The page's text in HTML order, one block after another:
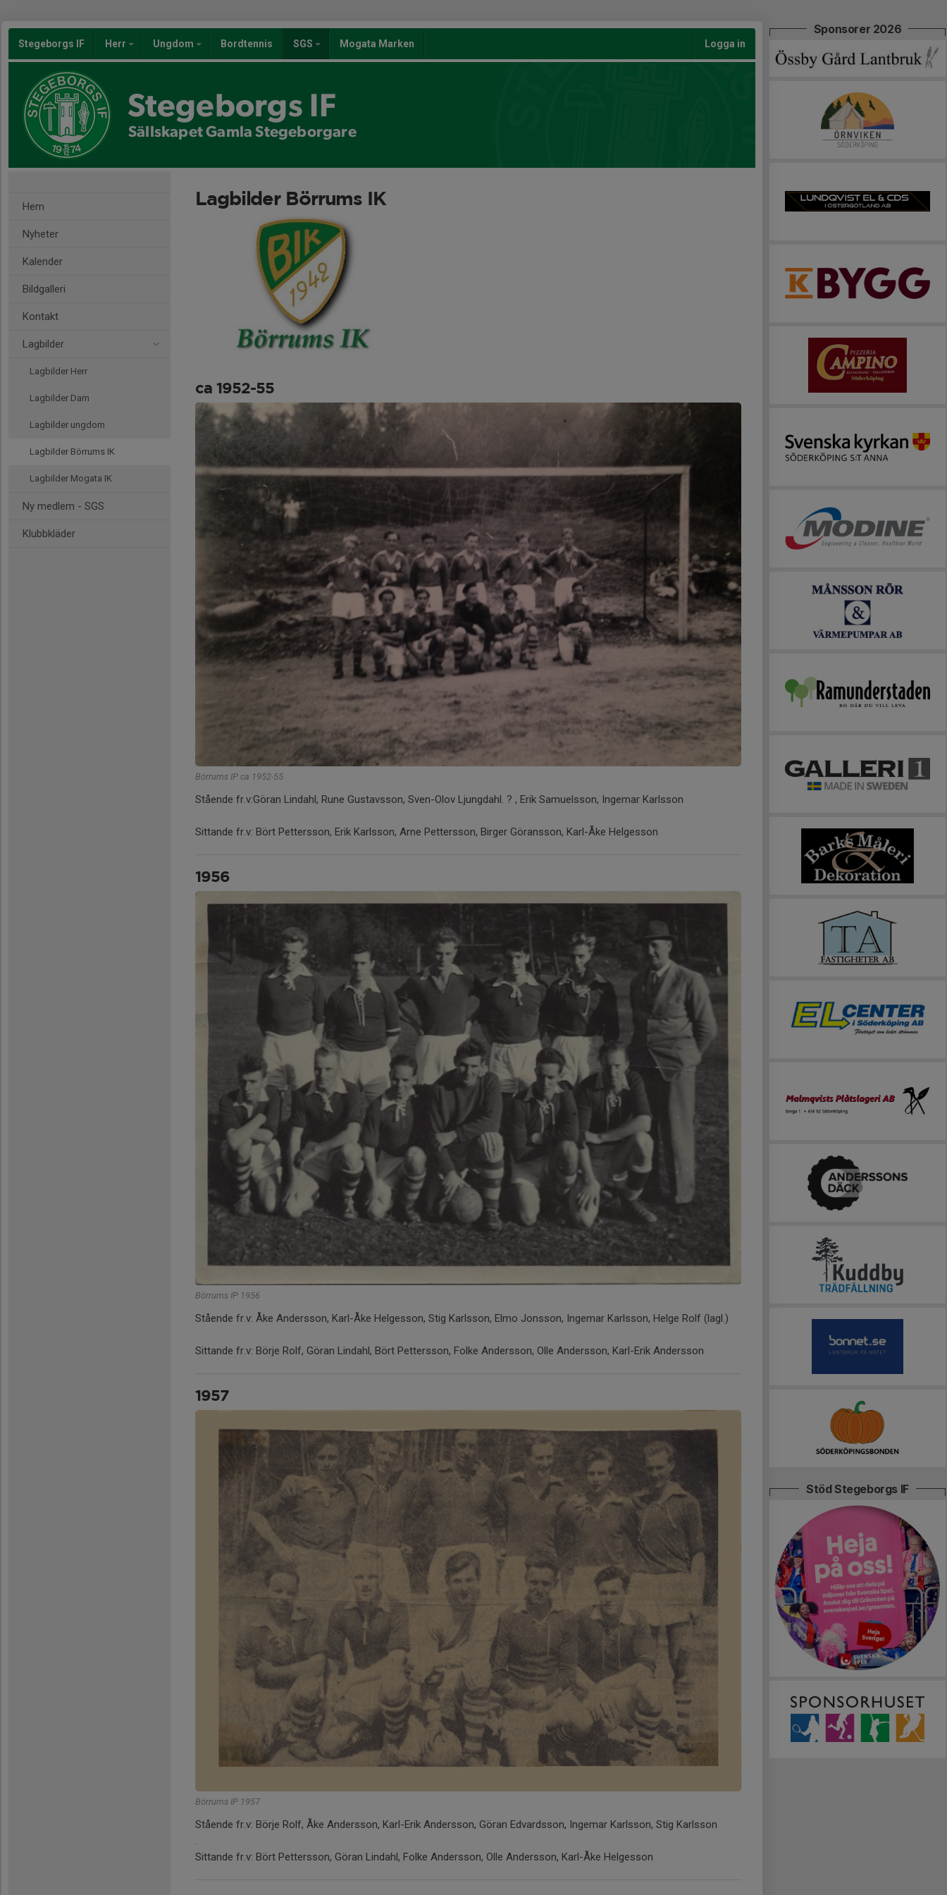
Stegeborgs IF Herr Ungdom Bordtennis SGS Mogata Marken Logga in
Stegeborgs IF
Sällskapet Gamla Stegeborgare
Hem
Nyheter
Kalender
Bildgalleri
Kontakt
Lagbilder
Lagbilder Herr
Lagbilder Dam
Lagbilder ungdom
Lagbilder Börrums IK
Lagbilder Mogata IK
Ny medlem - SGS
Klubbkläder
Lagbilder Börrums IK
ca 1952-55
Börrums IP ca 1952-55
Stående fr.v:Göran Lindahl, Rune Gustavsson, Sven-Olov Ljungdahl. ? , Erik Samuelsson, Ingemar Karlsson
Sittande fr.v: Bört Pettersson, Erik Karlsson, Arne Pettersson, Birger Göransson, Karl-Åke Helgesson
1956
Börrums IP 1956
Stående fr.v: Åke Andersson, Karl-Åke Helgesson, Stig Karlsson, Elmo Jonsson, Ingemar Karlsson, Helge Rolf (lagl.)
Sittande fr.v: Börje Rolf, Göran Lindahl, Bört Pettersson, Folke Andersson, Olle Andersson, Karl-Erik Andersson
1957
Börrums IP 1957
Stående fr.v: Börje Rolf, Åke Andersson, Karl-Erik Andersson, Göran Edvardsson, Ingemar Karlsson, Stig Karlsson
.
Sittande fr.v: Bört Pettersson, Göran Lindahl, Folke Andersson, Olle Andersson, Karl-Åke Helgesson
Sponsorer 2026
Stöd Stegeborgs IF